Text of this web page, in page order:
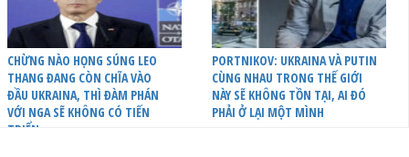
CHỪNG NÀO HỌNG SÚNG LEO
THANG ĐANG CÒN CHĨA VÀO
ĐẦU UKRAINA, THÌ ĐÀM PHÁN
VỚI NGA SẼ KHÔNG CÓ TIẾN
TRIỂN
PORTNIKOV: UKRAINA VÀ PUTIN
CÙNG NHAU TRONG THẾ GIỚI
NÀY SẼ KHÔNG TỒN TẠI, AI ĐÓ
PHẢI Ở LẠI MỘT MÌNH